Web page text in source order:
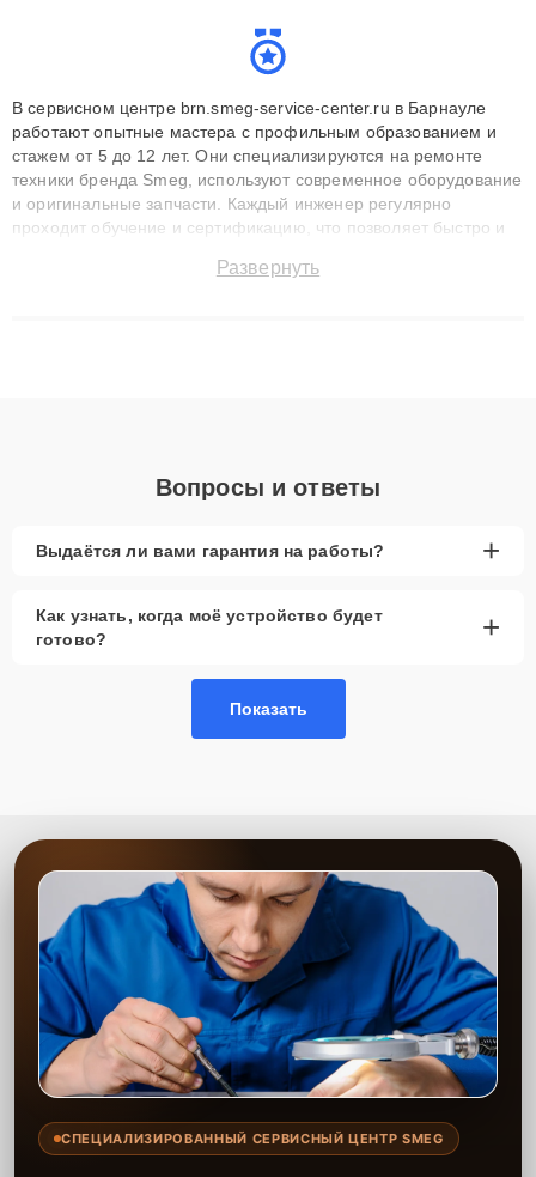
В сервисном центре brn.smeg-service-center.ru в Барнауле
работают опытные мастера с профильным образованием и
стажем от 5 до 12 лет. Они специализируются на ремонте
техники бренда Smeg, используют современное оборудование
и оригинальные запчасти. Каждый инженер регулярно
проходит обучение и сертификацию, что позволяет быстро и
сохранением гарантии до 3 лет. Наши мастера решают
Развернуть
Вопросы и ответы
Выдаётся ли вами гарантия на работы? +
Как узнать, когда моё устройство будет
готово?
+
Показать
СПЕЦИАЛИЗИРОВАННЫЙ СЕРВИСНЫЙ ЦЕНТР SMEG